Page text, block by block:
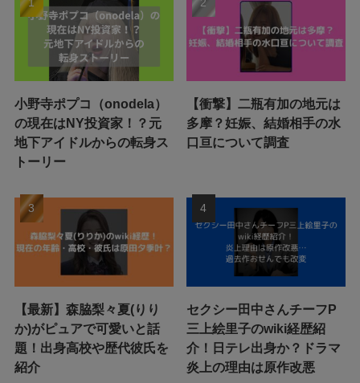
小野寺ポプコ（onodela）
の現在はNY投資家！？元
地下アイドルからの転身ス
トーリー
【衝撃】二瓶有加の地元は
多摩？妊娠、結婚相手の水
口亘について調査
【最新】森脇梨々夏(りり
か)がピュアで可愛いと話
題！出身高校や歴代彼氏を
紹介
セクシー田中さんチーフP
三上絵里子のwiki経歴紹
介！日テレ出身か？ドラマ
炎上の理由は原作改悪